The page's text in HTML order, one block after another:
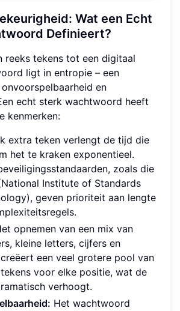
Wat een Echt
Definieert?
reeks tekens tot een digitaal
ligt in entropie – een
en
echt sterk wachtwoord heeft
kenmerken:
extra teken verlengt de tijd die
het te kraken exponentieel.
zoals die
Institute of Standards
geven prioriteit aan lengte
opnemen van een mix van
kleine letters, cijfers en
een veel grotere pool van
voor elke positie, wat de
verhoogt.
Het wachtwoord